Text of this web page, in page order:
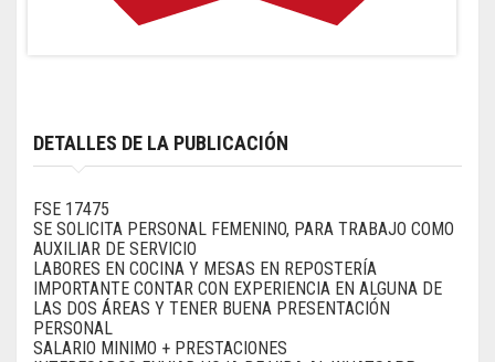
DETALLES DE LA PUBLICACIÓN
FSE 17475
SE SOLICITA PERSONAL FEMENINO, PARA TRABAJO COMO
AUXILIAR DE SERVICIO
LABORES EN COCINA Y MESAS EN REPOSTERÍA
IMPORTANTE CONTAR CON EXPERIENCIA EN ALGUNA DE
LAS DOS ÁREAS Y TENER BUENA PRESENTACIÓN
PERSONAL
SALARIO MINIMO + PRESTACIONES